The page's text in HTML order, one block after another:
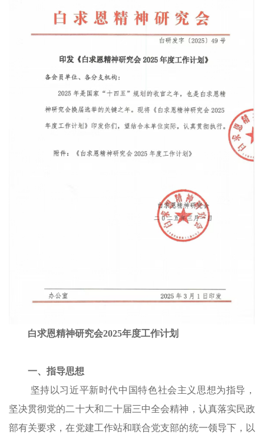
白求恩精神研究会2025年度工作计划
一、指导思想
坚持以习近平新时代中国特色社会主义思想为指导，
坚决贯彻党的二十大和二十届三中全会精神，认真落实民政
部有关要求，在党建工作站和联合党支部的统一领导下，以